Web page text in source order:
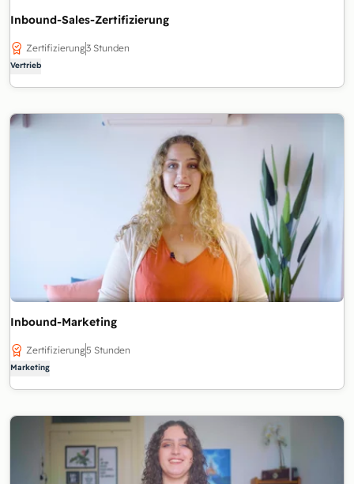
Inbound-Sales-Zertifizierung
Zertifizierung3 Stunden
Vertrieb
Inbound-Marketing
Zertifizierung5 Stunden
Marketing